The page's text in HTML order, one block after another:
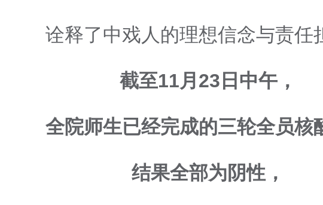
诠释了中戏人的理想信念与责任
截至11月23日中午，
全院师生已经完成的三轮全员核
结果全部为阴性，